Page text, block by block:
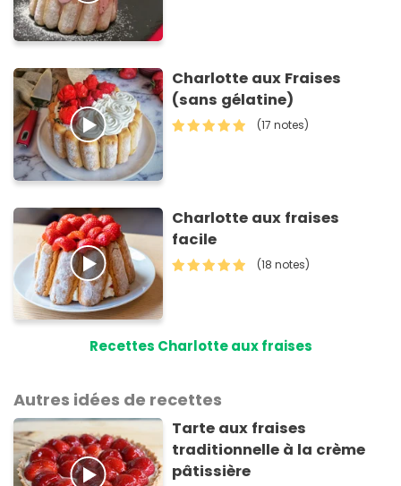
Charlotte aux Fraises
(sans gélatine)
(17 notes)
Charlotte aux fraises
facile
(18 notes)
Recettes Charlotte aux fraises
Autres idées de recettes
Tarte aux fraises
traditionnelle à la crème
pâtissière